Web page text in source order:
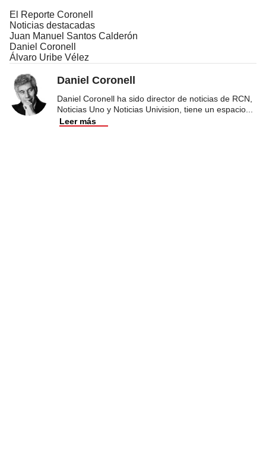
El Reporte Coronell
Noticias destacadas
Juan Manuel Santos Calderón
Daniel Coronell
Álvaro Uribe Vélez
Daniel Coronell
Daniel Coronell ha sido director de noticias de RCN,
Noticias Uno y Noticias Univision, tiene un espacio
Leer más